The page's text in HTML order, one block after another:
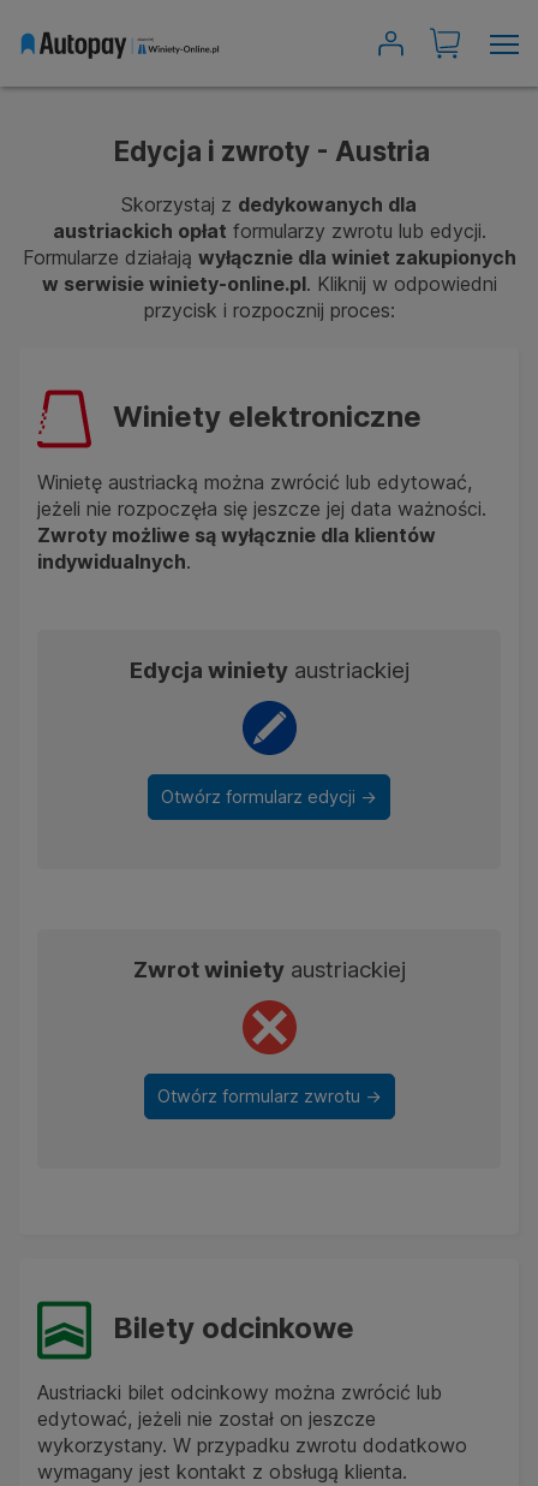
Czechy
Rumunia
Szwajcaria
Węgry
Chorwacja
Moje winiety
Ubezpieczenia
Edycja i zwroty - Austria
Skorzystaj z dedykowanych dla
austriackich opłat formularzy zwrotu lub edycji.
Formularze działają wyłącznie dla winiet zakupionych
w serwisie winiety-online.pl. Kliknij w odpowiedni
przycisk i rozpocznij proces:
Winiety elektroniczne
Winietę austriacką można zwrócić lub edytować,
jeżeli nie rozpoczęła się jeszcze jej data ważności.
Zwroty możliwe są wyłącznie dla klientów
indywidualnych.
Edycja winietyaustriackiej
Otwórz formularz edycji ->
Zwrot winietyaustriackiej
Otwórz formularz zwrotu ->
Bilety odcinkowe
Austriacki bilet odcinkowy można zwrócić lub
edytować, jeżeli nie został on jeszcze
wykorzystany. W przypadku zwrotu dodatkowo
wymagany jest kontakt z obsługą klienta.